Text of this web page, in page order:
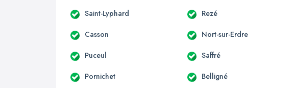
Saint-Lyphard Rezé
Casson Nort-sur-Erdre
Puceul Saffré
Pornichet Belligné